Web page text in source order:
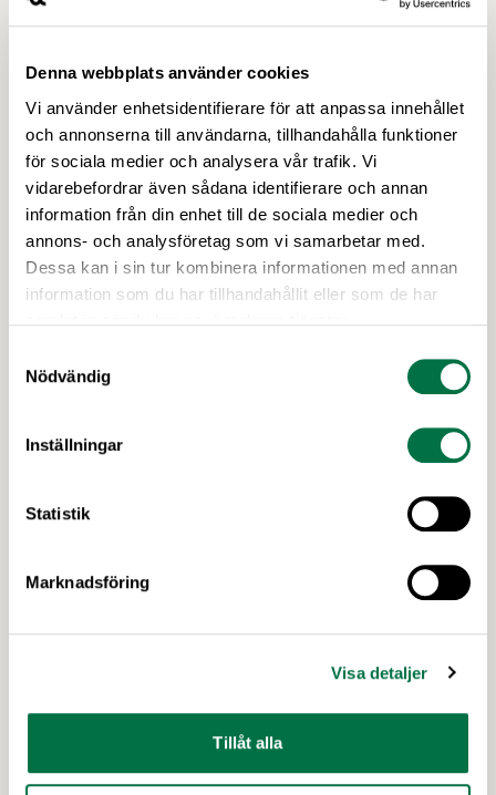
Denna webbplats använder cookies
Vi använder enhetsidentifierare för att anpassa innehållet
och annonserna till användarna, tillhandahålla funktioner
för sociala medier och analysera vår trafik. Vi
vidarebefordrar även sådana identifierare och annan
information från din enhet till de sociala medier och
annons- och analysföretag som vi samarbetar med.
Dessa kan i sin tur kombinera informationen med annan
information som du har tillhandahållit eller som de har
Nödvändig
Inställningar
Statistik
Marknadsföring
Visa detaljer
Tillåt alla
de här kostnadsökningarna och hur hårt pressade våra
kunnat hjälpa oss och lantbruket att förklara för
politikerna och allmänheten varför matpriserna ökar så
mycket. Det hade gjort stor skillnad.
– Men det är inte för sent än. Vi samarbetar väldigt
gärna. Både för att ta oss ur den här krisen och för att
stärka och rusta den svenska livsmedelssektorn för
framtiden.